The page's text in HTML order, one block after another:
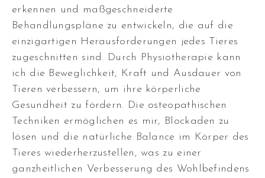
erkennen und maßgeschneiderte
Behandlungspläne zu entwickeln, die auf die
einzigartigen Herausforderungen jedes Tieres
zugeschnitten sind. Durch Physiotherapie kann
ich die Beweglichkeit, Kraft und Ausdauer von
Tieren verbessern, um ihre körperliche
Gesundheit zu fördern. Die osteopathischen
Techniken ermöglichen es mir, Blockaden zu
lösen und die natürliche Balance im Körper des
Tieres wiederherzustellen, was zu einer
ganzheitlichen Verbesserung des Wohlbefindens